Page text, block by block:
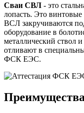
Сваи СВЛ - это
лопасть. Это
ВСЛ закручиваются
оборудование в
металлический ствол
отливают в
ФСК ЕЭС.